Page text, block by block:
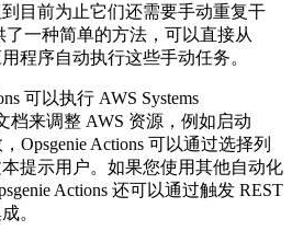
目前为止它们还需要手动重复干
了一种简单的方法，可以直接从
程序自动执行这些手动任务。
可以执行 AWS Systems
档来调整 AWS 资源，例如启动
Opsgenie Actions 可以通过选择列
提示用户。如果您使用其他自动化
Actions 还可以通过触发 REST
。